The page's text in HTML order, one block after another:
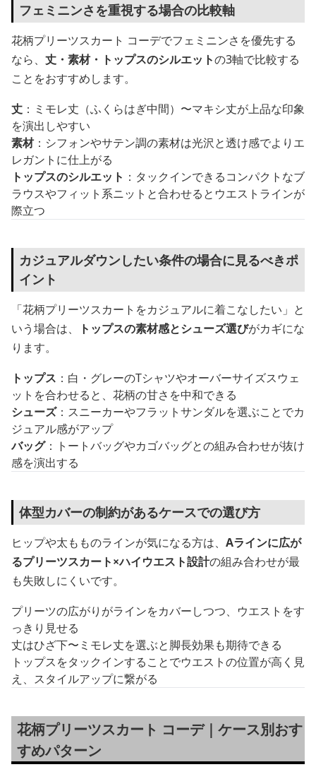
フェミニンさを重視する場合の比較軸
花柄プリーツスカート コーデでフェミニンさを優先する
なら、 丈・素材・トップスのシルエットの3軸で比較する
ことをおすすめします。
丈 ：ミモレ丈（ふくらはぎ中間）〜マキシ丈が上品な印象
を演出しやすい
素材：シフォンやサテン調の素材は光沢と透け感でよりエ
レガントに仕上がる
トップスのシルエット ：タックインできるコンパクトなブ
ラウスやフィット系ニットと合わせるとウエストラインが
際立つ
カジュアルダウンしたい条件の場合に見るべきポ
イント
「花柄プリーツスカートをカジュアルに着こなしたい」と
いう場合は、
トップスの素材感とシューズ選びがカギにな
ります。
トップス ：白・グレーのTシャツやオーバーサイズスウェ
ットを合わせると、花柄の甘さを中和できる
シューズ：スニーカーやフラットサンダルを選ぶことでカ
ジュアル感がアップ
バッグ：トートバッグやカゴバッグとの組み合わせが抜け
感を演出する
体型カバーの制約があるケースでの選び方
ヒップや太もものラインが気になる方は、 Aラインに広が
るプリーツスカート×ハイウエスト設計の組み合わせが最
も失敗しにくいです。
プリーツの広がりがラインをカバーしつつ、ウエストをす
っきり見せる
丈はひざ下〜ミモレ丈を選ぶと脚長効果も期待できる
トップスをタックインすることでウエストの位置が高く見
え、スタイルアップに繋がる
花柄プリーツスカート コーデ｜ケース別おす
すめパターン